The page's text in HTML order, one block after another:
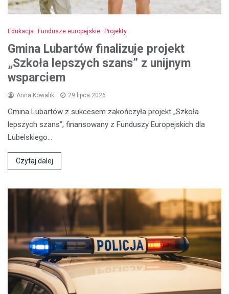
Edukacja Fundusze europejskie Projekty
Gmina Lubartów finalizuje projekt
„Szkoła lepszych szans” z unijnym
wsparciem
Anna Kowalik 29 lipca 2026
Gmina Lubartów z sukcesem zakończyła projekt „Szkoła
lepszych szans”, finansowany z Funduszy Europejskich dla
Lubelskiego…
Czytaj dalej